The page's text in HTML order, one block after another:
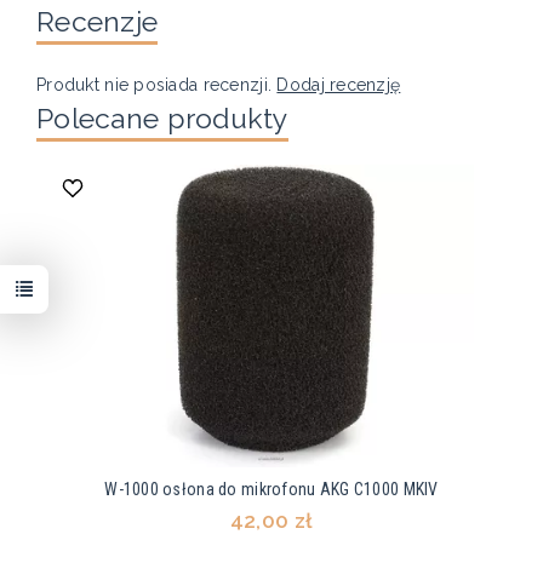
Recenzje
Produkt nie posiada recenzji. Dodaj recenzję
Polecane produkty
W-1000 osłona do mikrofonu AKG C1000 MKIV
42,00 zł